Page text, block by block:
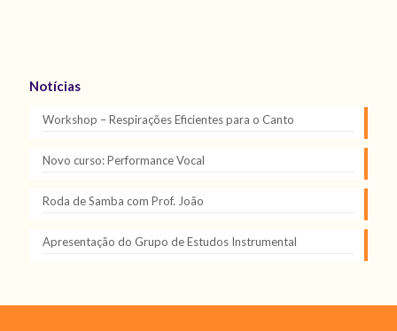
Notícias
Workshop – Respirações Eficientes para o Canto
Novo curso: Performance Vocal
Roda de Samba com Prof. João
Apresentação do Grupo de Estudos Instrumental